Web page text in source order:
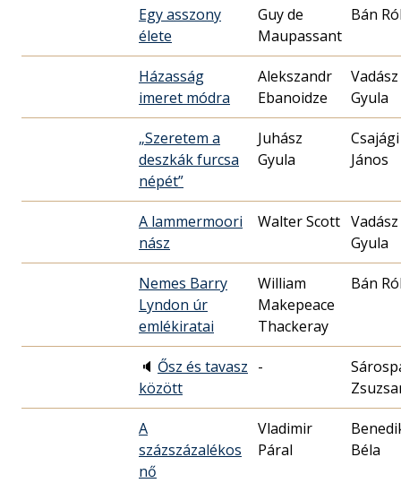
Egy asszony
élete
Guy de
Maupassant
Bán
Házasság
imeret módra
Alekszandr
Ebanoidze
Vadász
Gyula
„Szeretem a
deszkák furcsa
népét”
Juhász
Gyula
Csajági
János
A lammermoori
nász
Walter Scott Vadász
Gyula
Nemes Barry
Lyndon úr
emlékiratai
William
Makepeace
Thackeray
Bán
🔈 Ősz és tavasz
között
-
A
százszázalékos
nő
Vladimir
Páral
Béla